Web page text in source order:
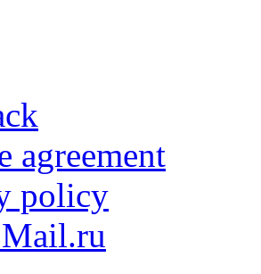
agreement
policy